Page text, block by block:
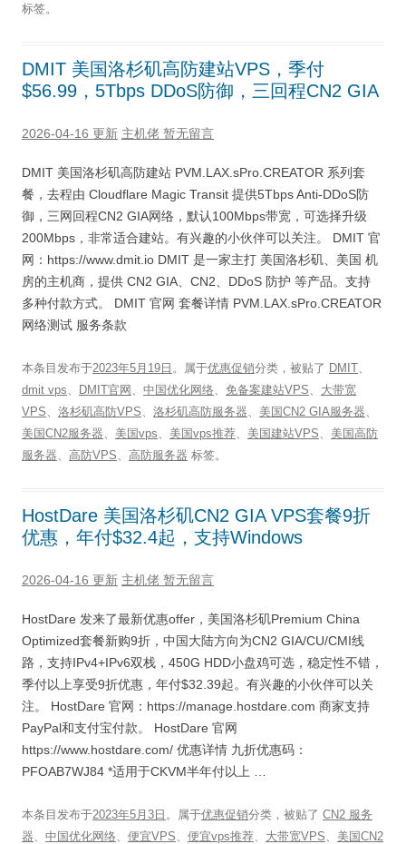
标签。
DMIT 美国洛杉矶高防建站VPS，季付
$56.99，5Tbps DDoS防御，三回程CN2 GIA
2026-04-16 更新 主机佬 暂无留言
DMIT 美国洛杉矶高防建站 PVM.LAX.sPro.CREATOR 系列套
餐，去程由 Cloudflare Magic Transit 提供5Tbps Anti-DDoS防
御，三网回程CN2 GIA网络，默认100Mbps带宽，可选择升级
200Mbps，非常适合建站。有兴趣的小伙伴可以关注。 DMIT 官
网：https://www.dmit.io DMIT 是一家主打 美国洛杉矶、美国 机
房的主机商，提供 CN2 GIA、CN2、DDoS 防护 等产品。支持
多种付款方式。 DMIT 官网 套餐详情 PVM.LAX.sPro.CREATOR
网络测试 服务条款
本条目发布于2023年5月19日 。属于优惠促销分类，被贴了 DMIT、
dmit vps、 DMIT官网 、 中国优化网络、 免备案建站VPS、 大带宽
VPS、 洛杉矶高防VPS、 洛杉矶高防服务器、 美国CN2 GIA服务器、
美国CN2服务器、 美国vps、 美国vps推荐、 美国建站VPS、 美国高防
服务器、 高防VPS、 高防服务器 标签。
HostDare 美国洛杉矶CN2 GIA VPS套餐9折
优惠，年付$32.4起，支持Windows
2026-04-16 更新 主机佬 暂无留言
HostDare 发来了最新优惠offer，美国洛杉矶Premium China
Optimized套餐新购9折，中国大陆方向为CN2 GIA/CU/CMI线
路，支持IPv4+IPv6双栈，450G HDD小盘鸡可选，稳定性不错，
季付以上享受9折优惠，年付$32.39起。有兴趣的小伙伴可以关
注。 HostDare 官网：https://manage.hostdare.com 商家支持
PayPal和支付宝付款。 HostDare 官网
https://www.hostdare.com/ 优惠详情 九折优惠码：
PFOAB7WJ84 *适用于CKVM半年付以上 …
本条目发布于2023年5月3日 。属于优惠促销分类，被贴了 CN2 服务
器、 中国优化网络、 便宜VPS、 便宜vps推荐、 大带宽VPS、 美国CN2